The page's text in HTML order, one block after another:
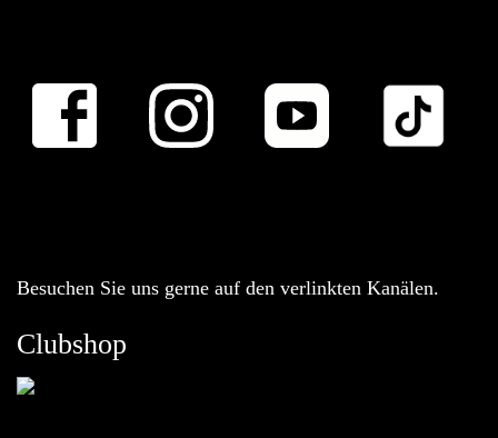
Besuchen Sie uns gerne auf den verlinkten Kanälen.
Clubshop